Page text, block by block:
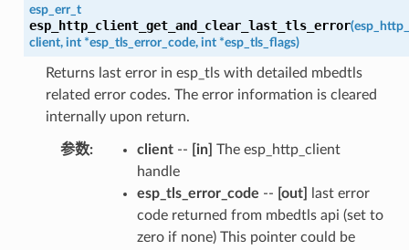
esp_err_t
esp_http_client_get_and_clear_last_tls_error(
client, int *esp_tls_error_code, int *esp_tls_flags)
Returns last error in esp_tls with detailed mbedtls
related error codes. The error information is cleared
internally upon return.
参数: client-- [in] The esp_http_client
handle
esp_tls_error_code -- [out]
last error
code returned from mbedtls api (set to
zero if none) This pointer could be